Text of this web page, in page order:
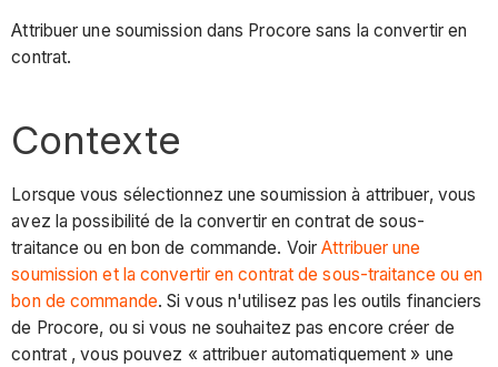
Attribuer une soumission dans Procore sans la convertir en
contrat.
Contexte
Lorsque vous sélectionnez une soumission à attribuer, vous
avez la possibilité de la convertir en contrat de sous-
traitance ou en bon de commande. VoirAttribuer une
soumission et la convertir en contrat de sous-traitance ou en
bon decommande. Si vous n'utilisez pas les outils financiers
de Procore, ou si vous ne souhaitez pas encore créer de
contrat , vous pouvez « attribuer automatiquement » une